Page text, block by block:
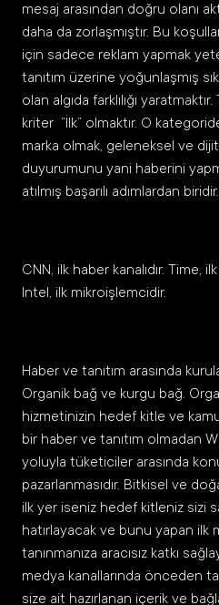
mesaj arasından doğru olanı
daha da zorlaşmıştır. Bu
için sadece reklam yapmak
tanıtım üzerine yoğunlaşmış
olan algıda farklılığı
kriter “İlk” olmaktır. O
marka olmak, geleneksel ve
duyurumunu yani haberini
atılmış başarılı adımlardan biridir.
CNN, ilk haber kanalıdır. Time,
Intel, ilk mikroişlemcidir.
Haber ve tanıtım arasında
Organik bağ ve kurgu bağ.
hizmetinizin hedef kitle ve
bir haber ve tanıtım olmadan
yoluyla tüketiciler arasında
pazarlanmasıdır. Bitkisel ve
ilk yer iseniz hedef kitleniz sizi
hatırlayacak ve bunu yapan ilk
tanınmanıza aracısız katkı
medya kanallarında önceden
size ait hazırlanan içerik ve